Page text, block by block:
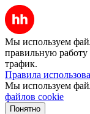
Мы используем
правильную работу
трафик.
Правила
Мы используем
файлов cookie
Понятно